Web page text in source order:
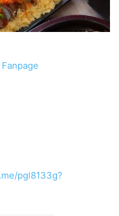
pgl8133g?